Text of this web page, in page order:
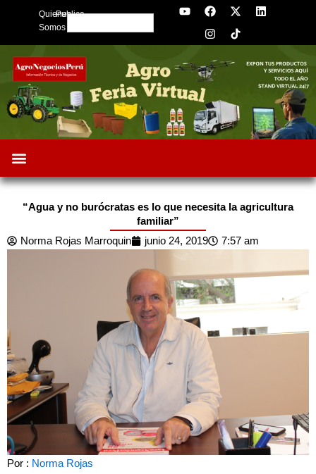
Quienes
Somos
Publica
Search
Y
o
b
e
F
a
c
e
o
o
k
X
-
t
w
t
L
i
d
n
I
n
s
t
g
r
a
“Agua y no burócratas es lo que necesita la agricultura
familiar”
Norma Rojas Marroquin
junio 24, 2019 7:57 am
Por : Norma Rojas